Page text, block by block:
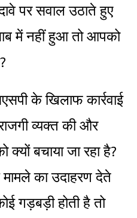
पर सवाल उठाते हुए
में नहीं हुआ तो आपको
के खिलाफ कार्रवाई
व्यक्त की और
क्यों बचाया जा रहा है?
का उदाहरण देते
गड़बड़ी होती है तो